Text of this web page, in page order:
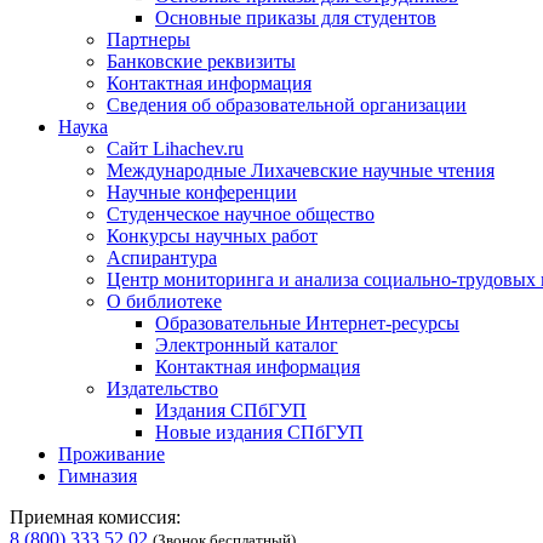
Основные приказы для студентов
Партнеры
Банковские реквизиты
Контактная информация
Сведения об образовательной организации
Наука
Сайт Lihachev.ru
Международные Лихачевские научные чтения
Научные конференции
Студенческое научное общество
Конкурсы научных работ
Аспирантура
Центр мониторинга и анализа социально-трудовых
О библиотеке
Образовательные Интернет-ресурсы
Электронный каталог
Контактная информация
Издательство
Издания СПбГУП
Новые издания СПбГУП
Проживание
Гимназия
Приемная комиссия:
8 (800) 333 52 02